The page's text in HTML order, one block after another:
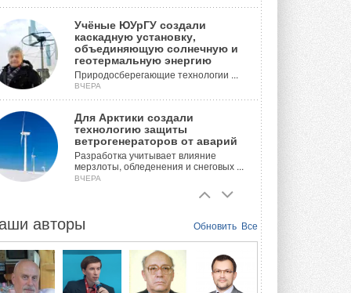
Учёные ЮУрГУ создали
каскадную установку,
объединяющую солнечную и
геотермальную энергию
Природосберегающие технологии ...
ВЧЕРА
Для Арктики создали
технологию защиты
ветрогенераторов от аварий
Разработка учитывает влияние
мерзлоты, обледенения и снеговых ...
ВЧЕРА
с одним общим испарителем
конструкцию двухисточникового ...
5 АВГУСТА 2026
Обновить Все
авторы